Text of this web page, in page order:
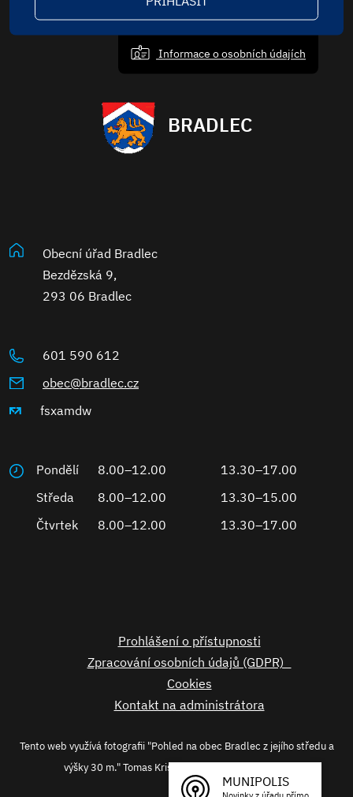
Informace o osobních údajích
BRADLEC
Obecní úřad Bradlec
Bezdězská 9,
293 06 Bradlec
601 590 612
obec@bradlec.cz
fsxamdw
Pondělí 8.00–12.00
13.30–17.00
Středa
8.00–12.00
13.30–15.00
Čtvrtek
8.00–12.00 13.30–17.00
Prohlášení o přístupnosti
Zpracování osobních údajů (GDPR)
Cookies
Kontakt na administrátora
Tento web využívá fotografii "Pohled na obec Bradlec z jejího středu a
výšky 30 m." Tomas Kristek licence CC-BY-SA-4.0
MUNIPOLIS